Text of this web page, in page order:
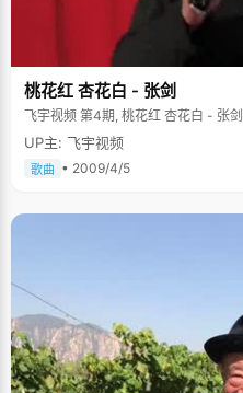
桃花红 杏花白 - 张剑
飞宇视频 第4期, 桃花红 杏花白 - 张剑
UP主: 飞宇视频
歌曲 • 2009/4/5